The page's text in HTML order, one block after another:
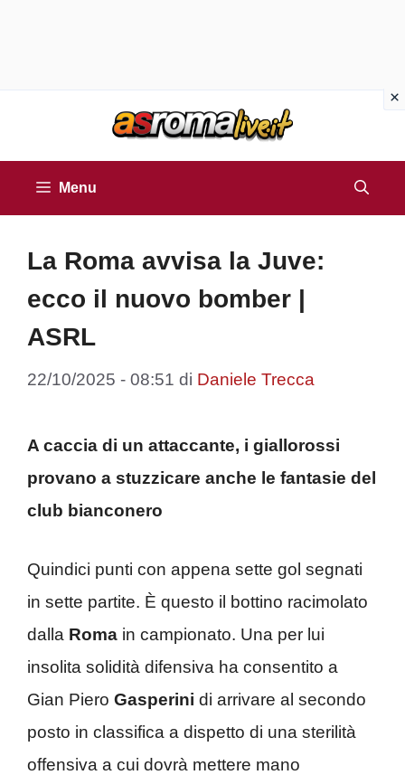
Menu
La Roma avvisa la Juve:
ecco il nuovo bomber |
ASRL
22/10/2025 - 08:51 di Daniele Trecca
A caccia di un attaccante, i giallorossi
provano a stuzzicare anche le fantasie del
club bianconero
Quindici punti con appena sette gol segnati
in sette partite. È questo il bottino racimolato
dalla Roma in campionato. Una per lui
insolita solidità difensiva ha consentito a
Gian Piero Gasperini di arrivare al secondo
posto in classifica a dispetto di una sterilità
offensiva a cui dovrà mettere mano